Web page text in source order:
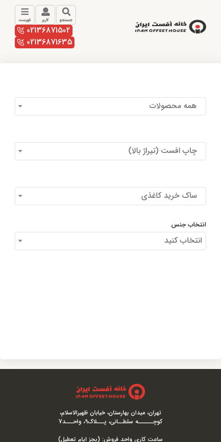
جستجو کاربر فهرست
02136871502
02136871635
همه محصولات
چاپ افست (تیراژ بالا)
ساک خرید کاغذی
انتخاب جنس
انتخاب کنید
تهران، میدان بهارستان، خیابان ظهیرالاسلام،
کوچــــــه سلطــانی، پـــلاک9، واحـــد7
ساعت کاری واحد فروش: (بجز ایام تعطیل)